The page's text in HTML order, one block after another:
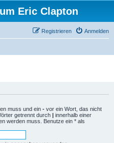
Eric Clapton
Anmelden
Registrieren
muss und ein - vor ein Wort, das nicht
getrennt durch | innerhalb einer
werden muss. Benutze ein * als